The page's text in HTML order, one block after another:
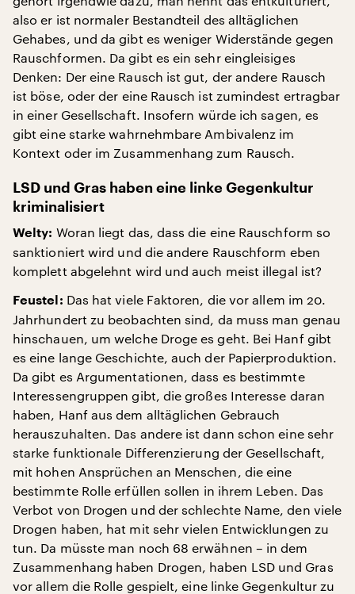
also er ist normaler Bestandteil des alltäglichen
Gehabes, und da gibt es weniger Widerstände gegen
Rauschformen. Da gibt es ein sehr eingleisiges
Denken: Der eine Rausch ist gut, der andere Rausch
ist böse, oder der eine Rausch ist zumindest ertragbar
in einer Gesellschaft. Insofern würde ich sagen, es
gibt eine starke wahrnehmbare Ambivalenz im
Kontext oder im Zusammenhang zum Rausch.
LSD und Gras haben eine linke Gegenkultur
kriminalisiert
Welty: Woran liegt das, dass die eine Rauschform so
sanktioniert wird und die andere Rauschform eben
komplett abgelehnt wird und auch meist illegal ist?
Feustel: Das hat viele Faktoren, die vor allem im 20.
Jahrhundert zu beobachten sind, da muss man genau
hinschauen, um welche Droge es geht. Bei Hanf gibt
es eine lange Geschichte, auch der Papierproduktion.
Da gibt es Argumentationen, dass es bestimmte
Interessengruppen gibt, die großes Interesse daran
haben, Hanf aus dem alltäglichen Gebrauch
herauszuhalten. Das andere ist dann schon eine sehr
starke funktionale Differenzierung der Gesellschaft,
mit hohen Ansprüchen an Menschen, die eine
bestimmte Rolle erfüllen sollen in ihrem Leben. Das
Verbot von Drogen und der schlechte Name, den viele
Drogen haben, hat mit sehr vielen Entwicklungen zu
tun. Da müsste man noch 68 erwähnen – in dem
Zusammenhang haben Drogen, haben LSD und Gras
vor allem die Rolle gespielt, eine linke Gegenkultur zu